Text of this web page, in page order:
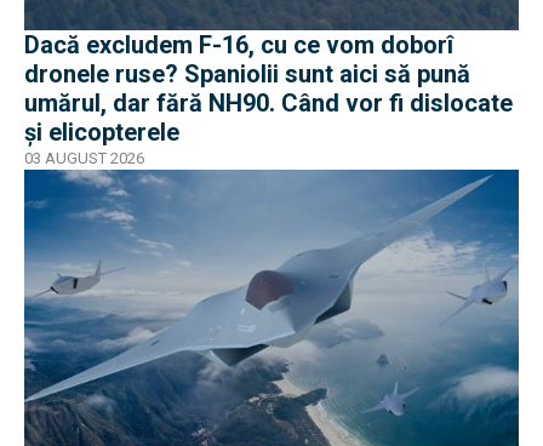
Dacă excludem F-16, cu ce vom doborî
dronele ruse? Spaniolii sunt aici să pună
umărul, dar fără NH90. Când vor fi dislocate
și elicopterele
03 AUGUST 2026